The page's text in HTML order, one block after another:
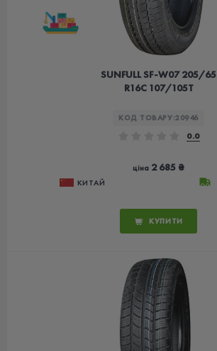
SUNFULL SF-W07 205/65
R16C 107/105T
КОД ТОВАРУ:20946
0.0
ціна 2 685 ₴
КИТАЙ
КУПИТИ